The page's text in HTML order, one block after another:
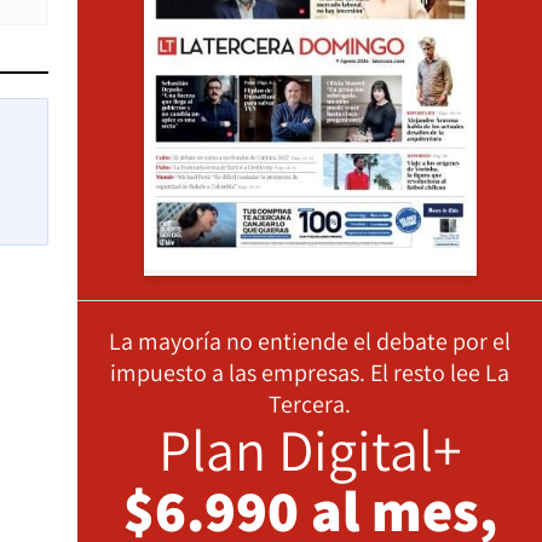
La mayoría no entiende el debate por el
impuesto a las empresas. El resto lee La
Tercera.
Plan Digital+
$6.990 al mes,